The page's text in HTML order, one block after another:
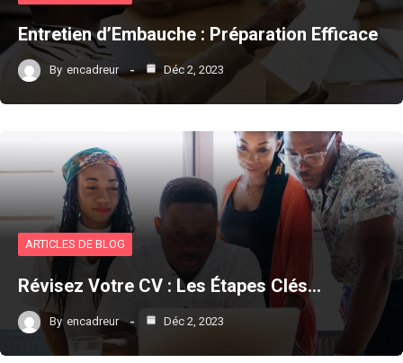
Entretien d’Embauche : Préparation Efficace
By encadreur Déc 2, 2023
ARTICLES DE BLOG
Révisez Votre CV : Les Étapes Clés…
By encadreur Déc 2, 2023